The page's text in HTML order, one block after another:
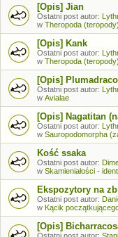
[Opis] Jian
Ostatni post autor:
w Theropoda (teropody)
[Opis] Kank
Ostatni post autor:
w Theropoda (teropody)
[Opis]
Ostatni post autor:
w Avialae
[Opis] Nagatitan
Ostatni post autor:
w Sauropodomorpha
Kość ssaka
Ostatni post autor:
w Skamieniałości -
Ekspozytory na
Ostatni post autor:
w Kącik
[Opis]
Ostatni post autor: